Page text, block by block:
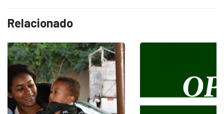
Relacionado